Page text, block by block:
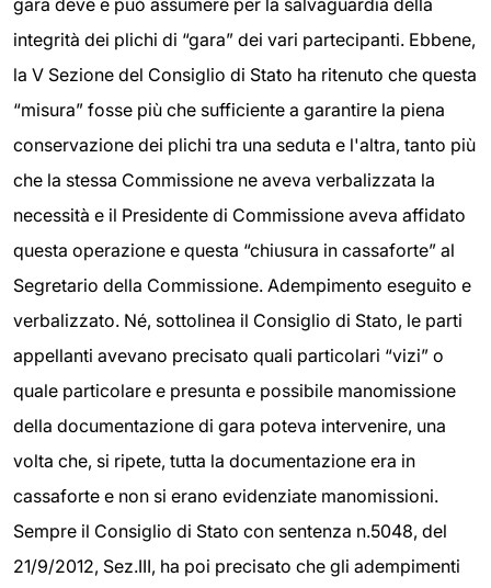
gara deve e può assumere per la salvaguardia della
integrità dei plichi di “gara” dei vari partecipanti. Ebbene,
la V Sezione del Consiglio di Stato ha ritenuto che questa
“misura” fosse più che sufficiente a garantire la piena
conservazione dei plichi tra una seduta e l'altra, tanto più
che la stessa Commissione ne aveva verbalizzata la
necessità e il Presidente di Commissione aveva affidato
questa operazione e questa “chiusura in cassaforte” al
Segretario della Commissione. Adempimento eseguito e
verbalizzato. Né, sottolinea il Consiglio di Stato, le parti
appellanti avevano precisato quali particolari “vizi” o
quale particolare e presunta e possibile manomissione
della documentazione di gara poteva intervenire, una
volta che, si ripete, tutta la documentazione era in
cassaforte e non si erano evidenziate manomissioni.
Sempre il Consiglio di Stato con sentenza n.5048, del
21/9/2012, Sez.III, ha poi precisato che gli adempimenti